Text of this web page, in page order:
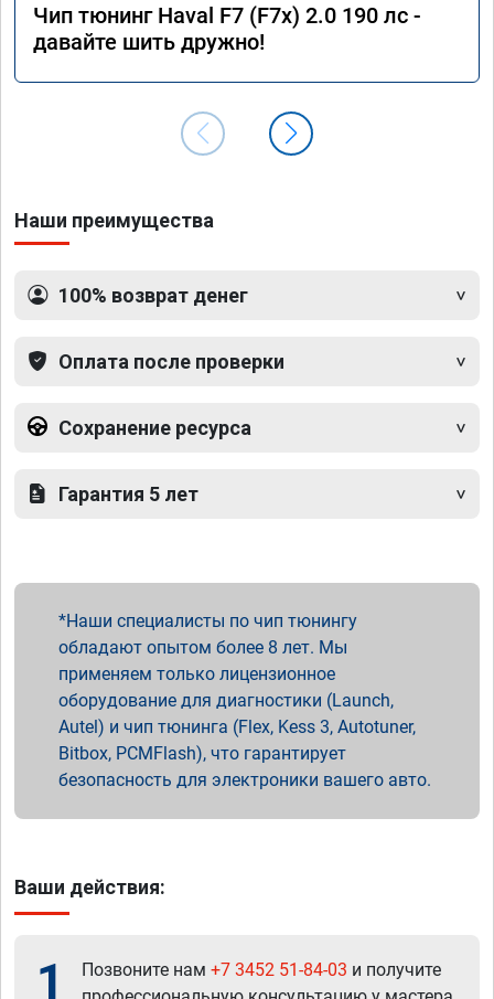
Чип тюнинг Haval F7 (F7x) 2.0 190 лс -
давайте шить дружно!
Наши преимущества
100% возврат денег
Оплата после проверки
Сохранение ресурса
Гарантия 5 лет
Наши специалисты по чип тюнингу
обладают опытом более 8 лет. Мы
применяем только лицензионное
оборудование для диагностики (Launch,
Autel) и чип тюнинга (Flex, Kess 3, Autotuner,
Bitbox, PCMFlash), что гарантирует
безопасность для электроники вашего авто.
Ваши действия:
1 Позвоните нам +7 3452 51-84-03 и получите